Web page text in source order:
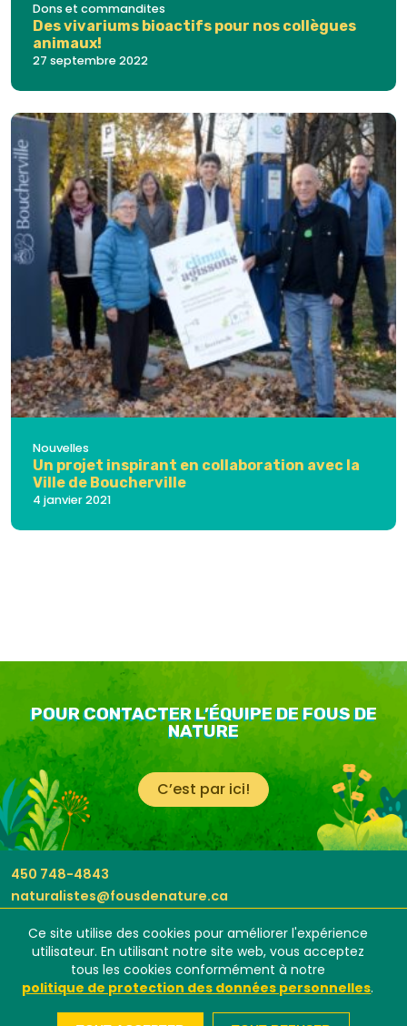
Dons et commandites
Des vivariums bioactifs pour nos collègues
animaux!
27 septembre 2022
Nouvelles
Un projet inspirant en collaboration avec la
Ville de Boucherville
4 janvier 2021
POUR CONTACTER L’ÉQUIPE DE FOUS DE
NATURE
C’est par ici!
450 748-4843
naturalistes@fousdenature.ca
M'inscrire à l'infolettre
Ce site utilise des cookies pour améliorer l'expérience
utilisateur. En utilisant notre site web, vous acceptez
tous les cookies conformément à notre
politique de protection des données personnelles.